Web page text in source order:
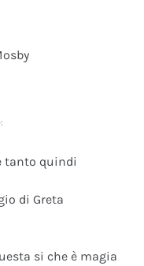
tanto quindi
di Greta
si che è magia